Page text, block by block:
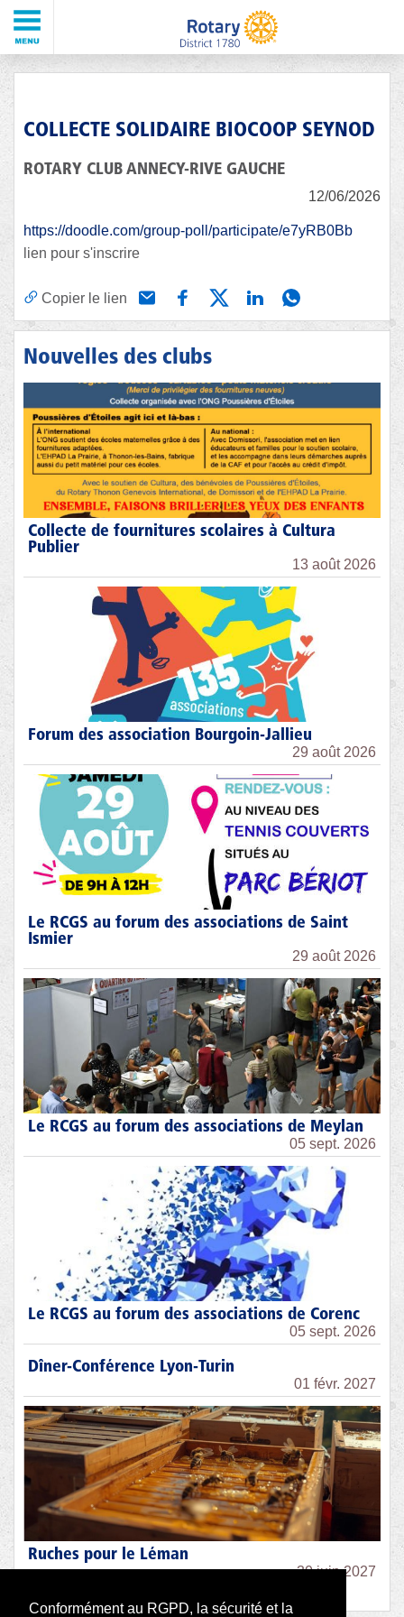
Conformément au RGPD, la sécurité et la
COLLECTE SOLIDAIRE BIOCOOP SEYNOD
ROTARY CLUB ANNECY-RIVE GAUCHE
12/06/2026
https://doodle.com/group-poll/participate/e7yRB0Bb
lien pour s'inscrire
Copier le lien
Nouvelles des clubs
Collecte de fournitures scolaires à Cultura
Publier
13 août 2026
Forum des association Bourgoin-Jallieu
29 août 2026
Le RCGS au forum des associations de Saint
Ismier
29 août 2026
Le RCGS au forum des associations de Meylan
05 sept. 2026
Le RCGS au forum des associations de Corenc
05 sept. 2026
Dîner-Conférence Lyon-Turin
01 févr. 2027
Ruches pour le Léman
30 juin 2027